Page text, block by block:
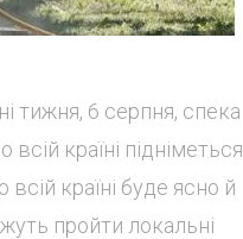
тижня, 6 серпня, спека
країні підніметься
країні буде ясно й
пройти локальні